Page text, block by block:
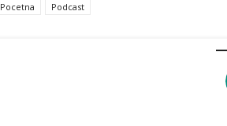
Pocetna Podcast